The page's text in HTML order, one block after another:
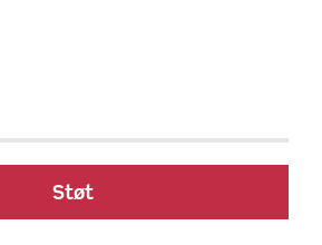
Støt